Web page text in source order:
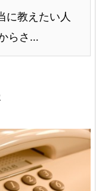
に教えたい人
らさ…